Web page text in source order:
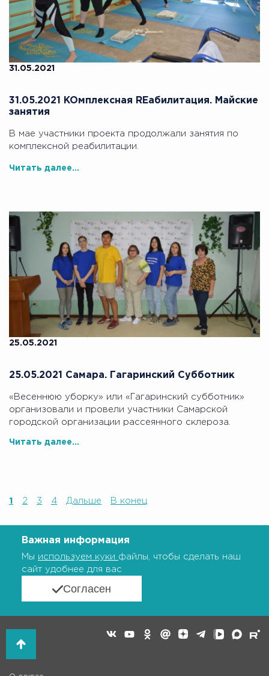
31.05.2021
31.05.2021 KOмплексная REабилитация. Майские
занятия
В мае участники проекта продолжали занятия по
комплексной реабилитации.
Читать далее...
25.05.2021
25.05.2021 Самара. Гагаринский Субботник
«Весеннюю уборку» или «Гагаринский субботник»
организовали и провели участники Самарской
городской организации рассеянного склероза.
Читать далее...
1 2 3 4 Дальше В конец
Важная информация
Мы используем куки файлы, чтобы сделать наш
сайт удобнее для вас
Согласен